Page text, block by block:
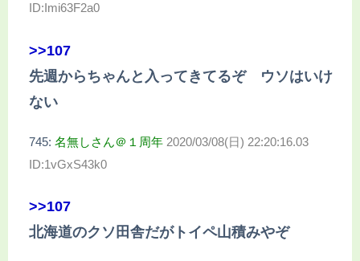
ID:Imi63F2a0
>>107
先週からちゃんと入ってきてるぞ ウソはいけ
ない
745: 名無しさん＠１周年 2020/03/08(日) 22:20:16.03
ID:1vGxS43k0
>>107
北海道のクソ田舎だがトイペ山積みやぞ